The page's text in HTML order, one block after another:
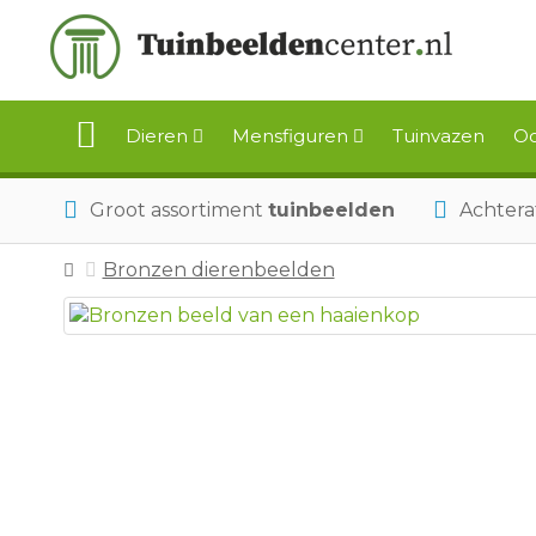
Dieren Mensfiguren Tuinvazen
Groot assortiment tuinbeelden
Bronzen dierenbeelden